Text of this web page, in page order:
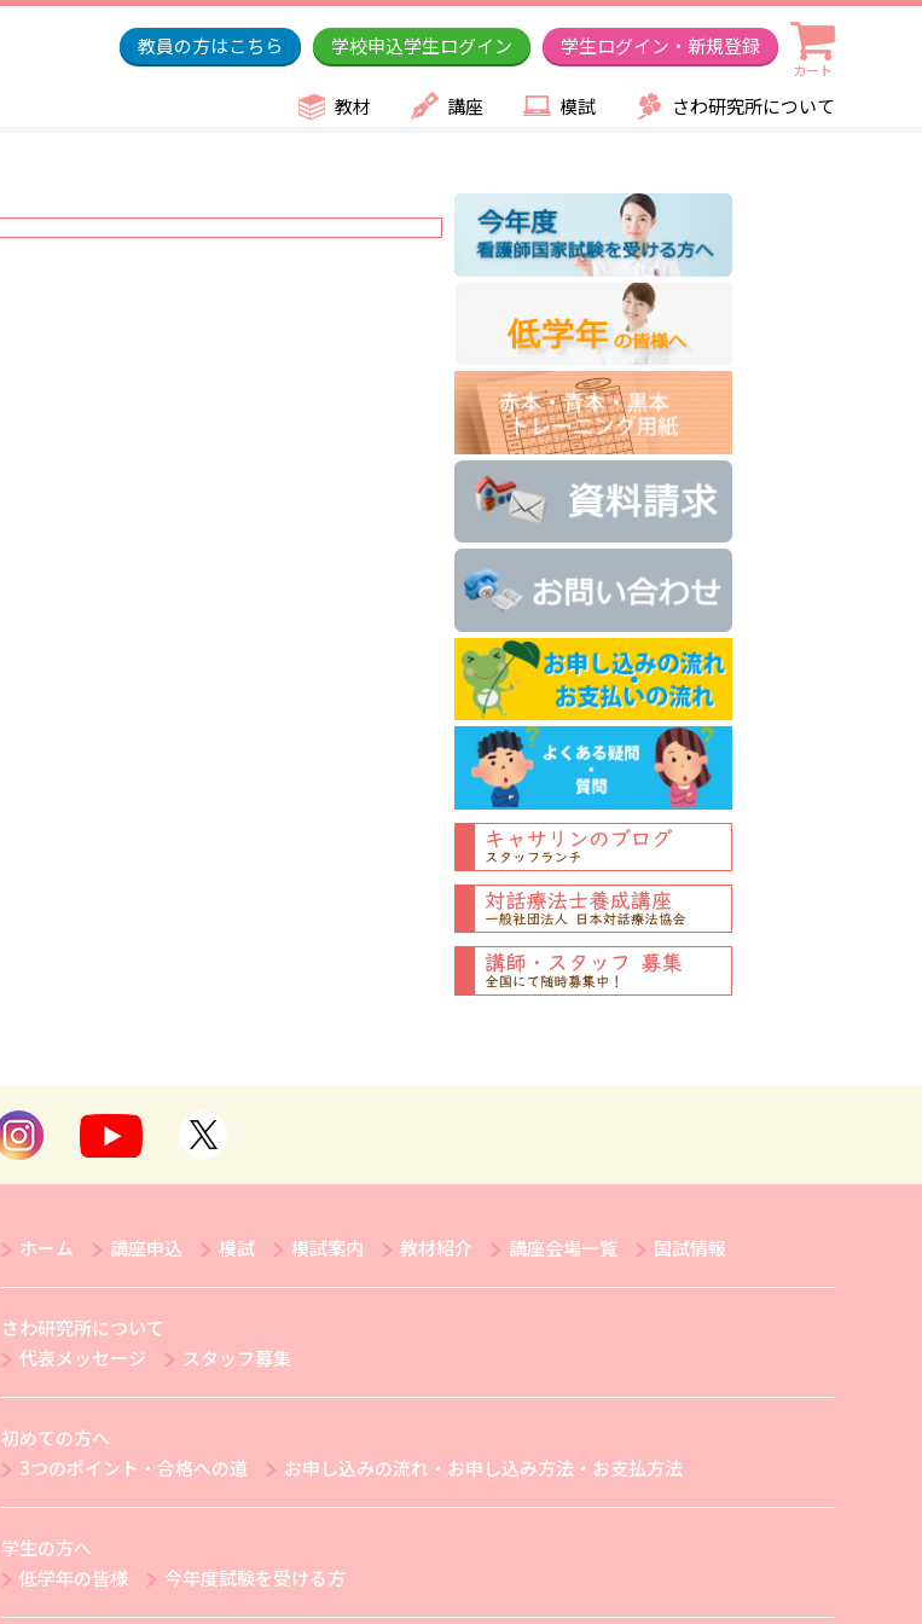
教員の方はこちら 学校申込学生ログイン 学生ログイン・新規登録
カート
教材 講座 模試 さわ研究所について
ホーム 講座申込 模試 模試案内 教材紹介 講座会場一覧 国試情報
さわ研究所について
代表メッセージ
スタッフ募集
初めての方へ
3つのポイント・合格への道
お申し込みの流れ・お申し込み方法・お支払方法
学生の方へ
低学年の皆様
今年度試験を受ける方